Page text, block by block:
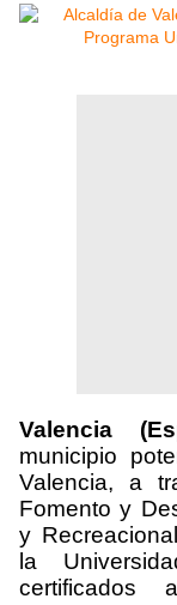
Valencia
municipio
Valencia, a
Fomento y
y
la
certificados